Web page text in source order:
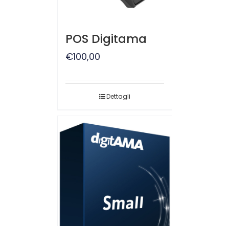
POS Digitama
€100,00
Dettagli